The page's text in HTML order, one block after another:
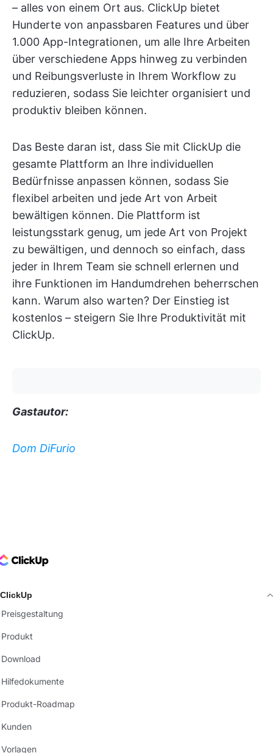
– alles von einem Ort aus. ClickUp bietet
Hunderte von anpassbaren Features und über
1.000 App-Integrationen, um alle Ihre Arbeiten
über verschiedene Apps hinweg zu verbinden
und Reibungsverluste in Ihrem Workflow zu
reduzieren, sodass Sie leichter organisiert und
produktiv bleiben können.
Das Beste daran ist, dass Sie mit ClickUp die
gesamte Plattform an Ihre individuellen
Bedürfnisse anpassen können, sodass Sie
flexibel arbeiten und jede Art von Arbeit
bewältigen können. Die Plattform ist
leistungsstark genug, um jede Art von Projekt
zu bewältigen, und dennoch so einfach, dass
jeder in Ihrem Team sie schnell erlernen und
ihre Funktionen im Handumdrehen beherrschen
kann. Warum also warten? Der Einstieg ist
kostenlos – steigern Sie Ihre Produktivität mit
ClickUp.
Gastautor:
Dom DiFurio
Logo
ClickUp
Preisgestaltung
Produkt
Download
Hilfedokumente
Produkt-Roadmap
Kunden
Vorlagen